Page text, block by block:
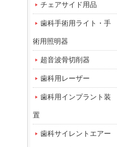
チェアサイド用品
歯科手術用ライト・手
術用照明器
超音波骨切削器
歯科用レーザー
歯科用インプラント装
置
歯科サイレントエアー